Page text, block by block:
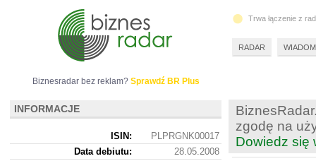
zgodę na
Dowiedz się
Biznesradar bez reklam? Sprawdź BR Plus
INFORMACJE
ISIN:
PLPRGNK00017
Data debiutu:
28.05.2008
Trwa łączenie z
RADAR